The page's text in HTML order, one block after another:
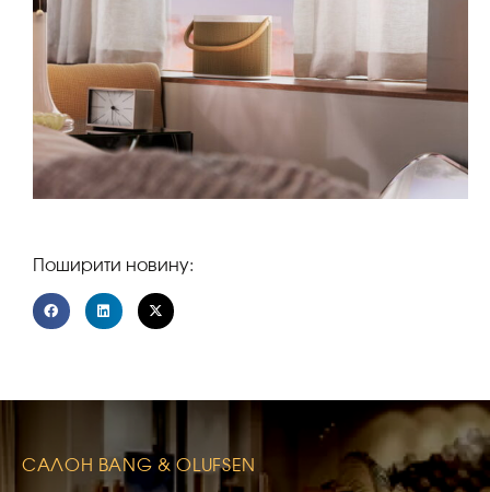
Поширити новину:
САЛОН BANG & OLUFSEN